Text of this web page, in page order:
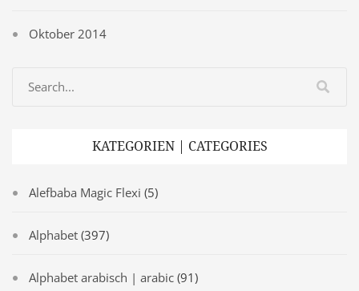
Oktober 2014
KATEGORIEN | CATEGORIES
Alefbaba Magic Flexi (5)
Alphabet (397)
Alphabet arabisch | arabic (91)